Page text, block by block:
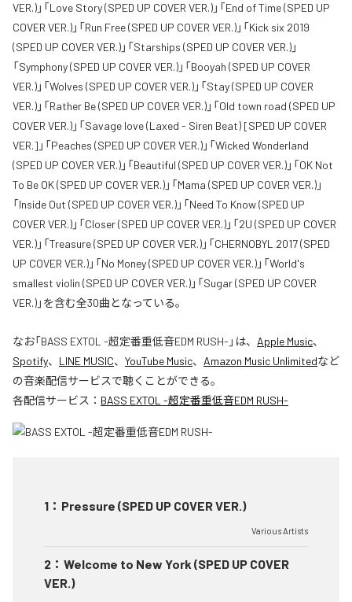
VER.)」「Love Story (SPED UP COVER VER.)」「End of Time (SPED UP
COVER VER.)」「Run Free (SPED UP COVER VER.)」「Kick six 2019
(SPED UP COVER VER.)」「Starships (SPED UP COVER VER.)」
「Symphony (SPED UP COVER VER.)」「Booyah (SPED UP COVER
VER.)」「Wolves (SPED UP COVER VER.)」「Stay (SPED UP COVER
VER.)」「Rather Be (SPED UP COVER VER.)」「Old town road (SPED UP
COVER VER.)」「Savage love (Laxed - Siren Beat) [SPED UP COVER
VER.]」「Peaches (SPED UP COVER VER.)」「Wicked Wonderland
(SPED UP COVER VER.)」「Beautiful (SPED UP COVER VER.)」「OK Not
To Be OK (SPED UP COVER VER.)」「Mama (SPED UP COVER VER.)」
「Inside Out (SPED UP COVER VER.)」「Need To Know (SPED UP
COVER VER.)」「Closer (SPED UP COVER VER.)」「2U (SPED UP COVER
VER.)」「Treasure (SPED UP COVER VER.)」「CHERNOBYL 2017 (SPED
UP COVER VER.)」「No Money (SPED UP COVER VER.)」「World's
smallest violin (SPED UP COVER VER.)」「Sugar (SPED UP COVER
VER.)」を含む全30曲となっている。
なお「BASS EXTOL -超定番重低音EDM RUSH- 」は、 Apple Music、
Spotify、 LINE MUSIC、 YouTube Music、 Amazon Music Unlimitedなど
の音楽配信サービスで聴くことができる。
各配信サービス： BASS EXTOL -超定番重低音EDM RUSH-
1 ： Pressure (SPED UP COVER VER.)
Various Artists
2 ： Welcome to New York (SPED UP COVER
VER.)